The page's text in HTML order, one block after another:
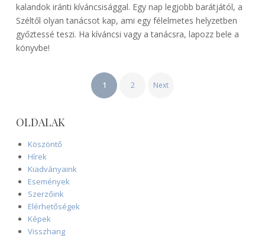
kalandok iránti kíváncsisággal. Egy nap legjobb barátjától, a
Széltől olyan tanácsot kap, ami egy félelmetes helyzetben
győztessé teszi. Ha kíváncsi vagy a tanácsra, lapozz bele a
könyvbe!
BEJEGYZÉSEK
LAPOZÁSA
1 2 Next
OLDALAK
Köszöntő
Hírek
Kiadványaink
Események
Szerzőink
Elérhetőségek
Képek
Visszhang